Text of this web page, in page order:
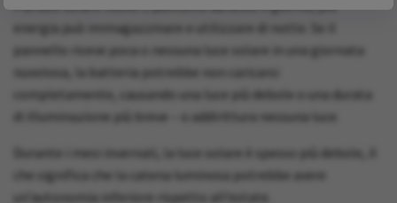
energia può immagazzinare e utilizzare di notte. Se il
pannello riceve poca o nessuna luce solare in una giornata
nuvolosa, la batteria potrebbe non caricarsi
completamente, causando una luce più debole o una durata
di illuminazione più breve – o addirittura nessuna luce.
Durante i mesi invernali, la luce solare è spesso più debole, il
che significa che la catena luminosa potrebbe avere
un’autonomia inferiore rispetto all’estate.